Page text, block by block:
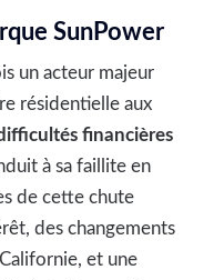
SunPower
un acteur majeur
résidentielle aux
financières
à sa faillite en
de cette chute
des changements
et une